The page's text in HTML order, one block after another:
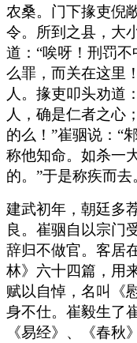
农桑。门下掾吏倪
令。所到之县，大
道：“唉呀！刑罚
么罪，而关在这里
人。掾吏叩头劝道
人，确是仁者之心
的么！”崔骃说：“
称他知命。如杀一
的。”于是称疾而去
建武初年，朝廷多
良。崔骃自以宗门
辞归不做官。客居
林》六十四篇，用
赋以自悼，名叫《
身不仕。崔毅生了
《易经》、《春秋